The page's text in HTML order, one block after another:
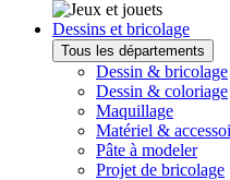
Dessins et bricolage
Tous les départements
Dessin & bricolage
Dessin & coloriage
Maquillage
Matériel &
Pâte à modeler
Projet de bricolage